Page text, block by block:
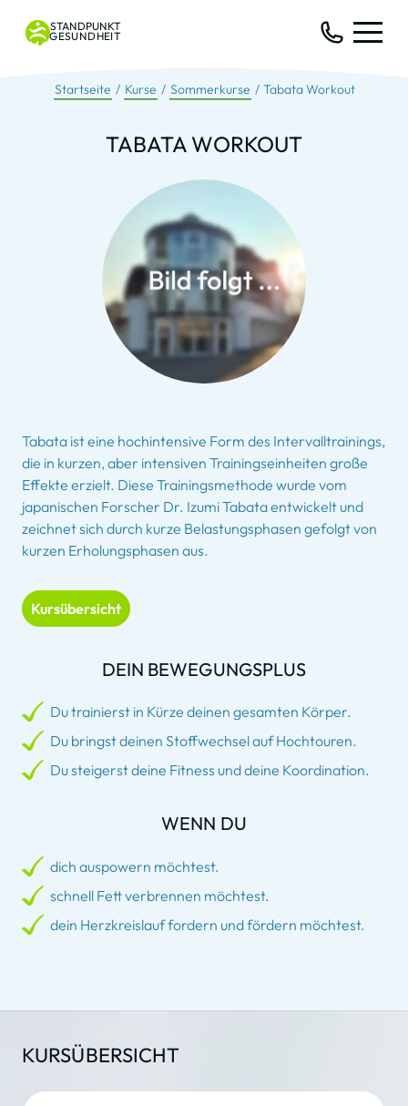
STANDPUNKT
GESUNDHEIT
Startseite Kurse Sommerkurse Tabata Workout
TABATA WORKOUT
Tabata ist eine hochintensive Form des Intervalltrainings,
die in kurzen, aber intensiven Trainingseinheiten große
Effekte erzielt. Diese Trainingsmethode wurde vom
japanischen Forscher Dr. Izumi Tabata entwickelt und
zeichnet sich durch kurze Belastungsphasen gefolgt von
kurzen Erholungsphasen aus.
Kursübersicht
DEIN BEWEGUNGSPLUS
Du trainierst in Kürze deinen gesamten Körper.
Du bringst deinen Stoffwechsel auf Hochtouren.
Du steigerst deine Fitness und deine Koordination.
WENN DU
dich auspowern möchtest.
schnell Fett verbrennen möchtest.
dein Herzkreislauf fordern und fördern möchtest.
KURSÜBERSICHT